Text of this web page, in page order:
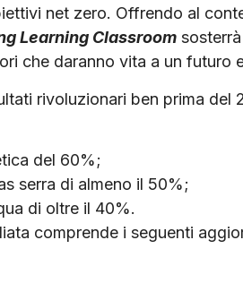
net zero. Offrendo al
Learning Classroom
che daranno vita a un futuro
rivoluzionari ben prima del
del 60%;
serra di almeno il 50%;
di oltre il 40%.
comprende i seguenti